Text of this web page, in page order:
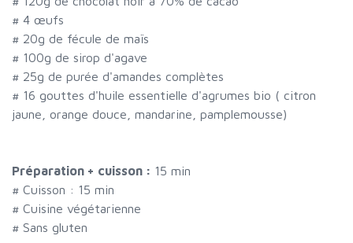
# 4 œufs
# 20g de fécule de maïs
# 100g de sirop d'agave
# 25g de purée d'amandes complètes
# 16 gouttes d'huile essentielle d'agrumes bio ( citron
jaune, orange douce, mandarine, pamplemousse)
Préparation + cuisson : 15 min
# Cuisson : 15 min
# Cuisine végétarienne
# Sans gluten